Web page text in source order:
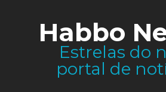
Habbo
Estrelas do
portal de